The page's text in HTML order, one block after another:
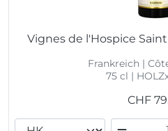
Vignes de l'Hospice
Frankreich |
75 cl |
CHF